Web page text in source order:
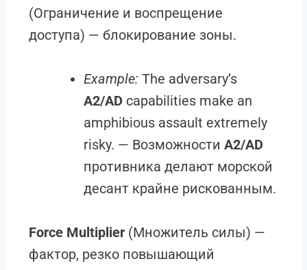
(Ограничение и воспрещение
доступа) — блокирование зоны.
Example: The adversary’s
A2/AD capabilities make an
amphibious assault extremely
risky. — Возможности A2/AD
противника делают морской
десант крайне рискованным.
Force Multiplier (Множитель силы) —
фактор, резко повышающий